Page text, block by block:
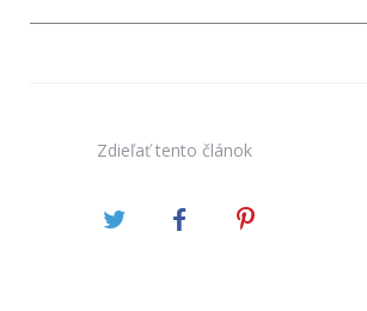
Zdieľať tento článok